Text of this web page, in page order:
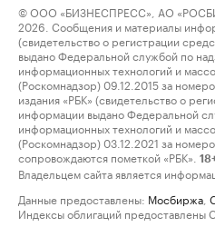
© ООО «БИЗНЕСПРЕСС», АО
2026. Сообщения и материалы
(свидетельство о регистрации
выдано Федеральной службой по
информационных технологий и
(Роскомнадзор) 09.12.2015 за
издания «РБК» (свидетельство о
информации выдано Федеральной
информационных технологий и
(Роскомнадзор) 03.12.2021 за
сопровождаются пометкой «РБК».
Владельцем сайта является
Данные предоставлены: Мосбиржа
Индексы облигаций предоставлены